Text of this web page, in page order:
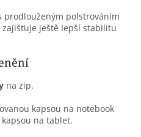
prodlouženým polstrováním
ještě lepší stabilitu
na zip.
kapsou na notebook
na tablet.